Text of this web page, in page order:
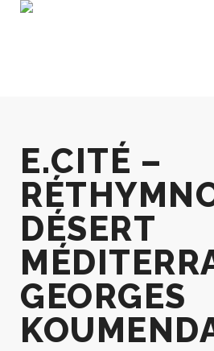
E.CITÉ –
DÉSERT
GEORGES